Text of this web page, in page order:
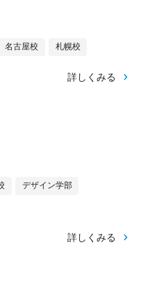
名古屋校 札幌校
詳しくみる
デザイン学部
詳しくみる